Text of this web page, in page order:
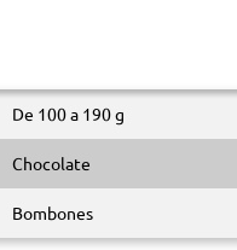
De 100 a 190 g
Chocolate
Bombones